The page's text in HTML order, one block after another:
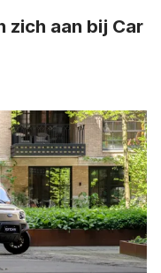
zich aan bij Car